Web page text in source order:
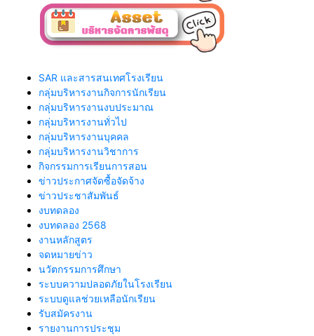
SAR และสารสนเทศโรงเรียน
กลุ่มบริหารงานกิจการนักเรียน
กลุ่มบริหารงานงบประมาณ
กลุ่มบริหารงานทั่วไป
กลุ่มบริหารงานบุคคล
กลุ่มบริหารงานวิชาการ
กิจกรรมการเรียนการสอน
ข่าวประกาศจัดซื้อจัดจ้าง
ข่าวประชาสัมพันธ์
งบทดลอง
งบทดลอง 2568
งานหลักสูตร
จดหมายข่าว
นวัตกรรมการศึกษา
ระบบความปลอดภัยในโรงเรียน
ระบบดูแลช่วยเหลือนักเรียน
รับสมัครงาน
รายงานการประชุม